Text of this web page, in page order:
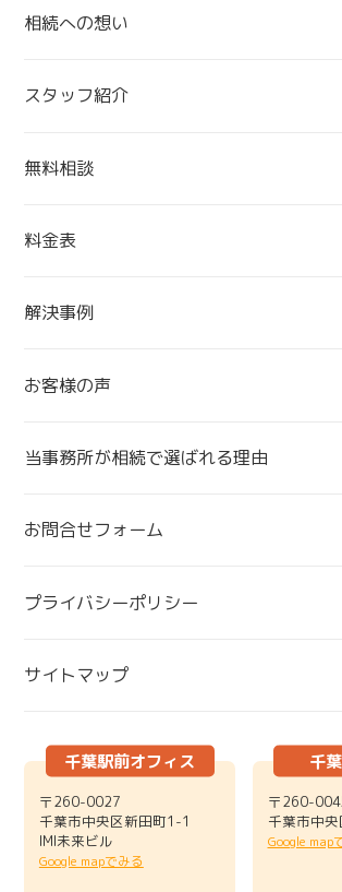
相続への想い
スタッフ紹介
無料相談
料金表
解決事例
お客様の声
当事務所が相続で選ばれる理由
お問合せフォーム
プライバシーポリシー
サイトマップ
千葉駅前オフィス
〒260-0027
千葉市中央区新田町1-1
IMI未来ビル
Google mapでみる
千
〒260-
千葉市中
Google map